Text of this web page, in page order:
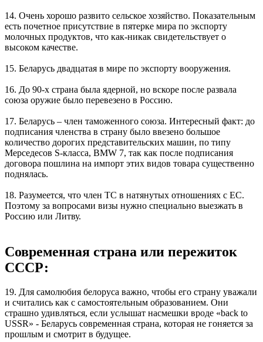
14. Очень хорошо развито сельское хозяйство. Показательным
есть почетное присутствие в пятерке мира по экспорту
молочных продуктов, что как-никак свидетельствует о
высоком качестве.
15. Беларусь двадцатая в мире по экспорту вооружения.
16. До 90-х страна была ядерной, но вскоре после развала
союза оружие было перевезено в Россию.
17. Беларусь – член таможенного союза. Интересный факт: до
подписания членства в страну было ввезено большое
количество дорогих представительских машин, по типу
Мерседесов S-класса, BMW 7, так как после подписания
договора пошлина на импорт этих видов товара существенно
поднялась.
18. Разумеется, что член ТС в натянутых отношениях с ЕС.
Поэтому за вопросами визы нужно специально выезжать в
Россию или Литву.
Современная страна или пережиток
СССР:
19. Для самолюбия белоруса важно, чтобы его страну уважали
и считались как с самостоятельным образованием. Они
страшно удивляться, если услышат насмешки вроде «back to
USSR» - Беларусь современная страна, которая не гоняется за
прошлым и смотрит в будущее.